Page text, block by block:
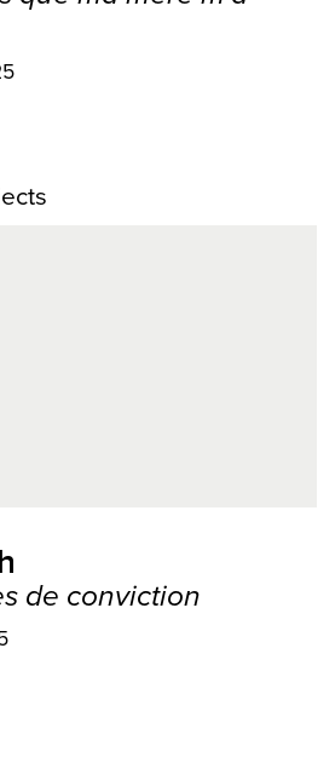
de conviction